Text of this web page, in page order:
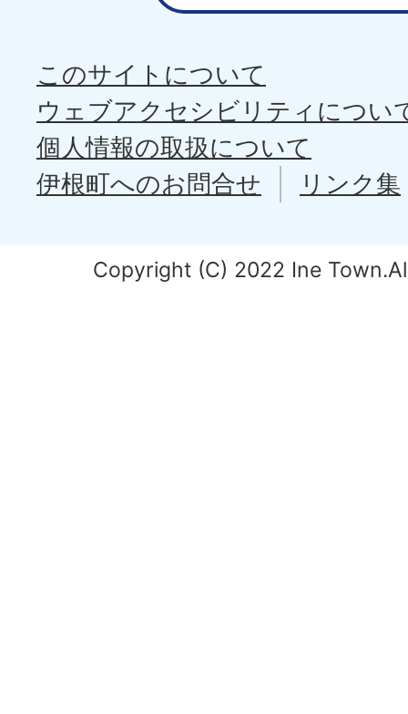
このサイトについて
ウェブアクセシビリティについ
個人情報の取扱について
伊根町へのお問合せ
リンク集
Copyright (C) 2022 Ine